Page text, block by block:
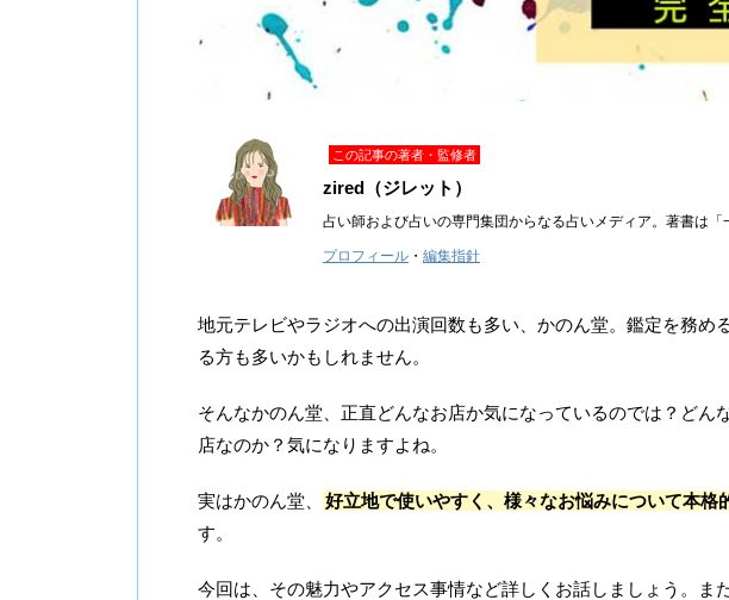
この記事の著者・監修者
zired（ジレット）
占い師および占いの専門集団からなる占いメディア。著書は「
プロフィール ・ 編集指針
地元テレビやラジオへの出演回数も多い、かのん堂。鑑定を務め
る方も多いかもしれません。
そんなかのん堂、正直どんなお店か気になっているのでは？どん
店なのか？気になりますよね。
実はかのん堂、 好立地で使いやすく、様々なお悩みについて本格
す。
今回は、その魅力やアクセス事情など詳しくお話しましょう。ま